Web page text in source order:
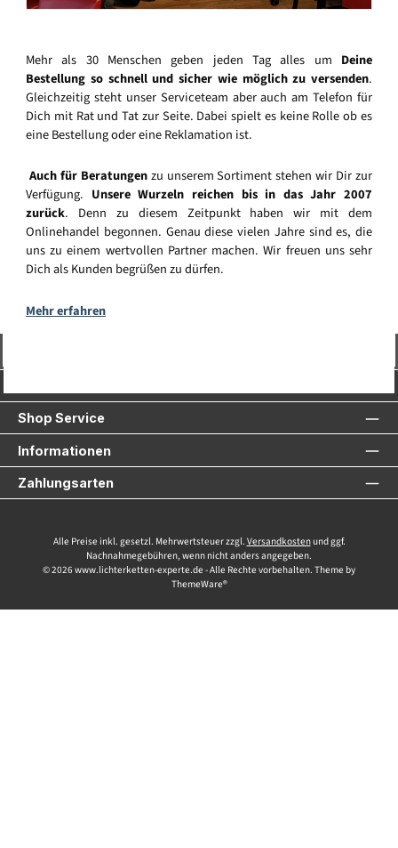
Mehr als 30 Menschen geben jeden Tag alles um Deine
Bestellung so schnell und sicher wie möglich zu versenden.
Gleichzeitig steht unser Serviceteam aber auch am Telefon für
Dich mit Rat und Tat zur Seite. Dabei spielt es keine Rolle ob es
eine Bestellung oder eine Reklamation ist.
Auch für Beratungenzu unserem Sortiment stehen wir Dir zur
Verfügung. Unsere Wurzeln reichen bis in das Jahr 2007
zurück. Denn zu diesem Zeitpunkt haben wir mit dem
Onlinehandel begonnen. Genau diese vielen Jahre sind es, die
uns zu einem wertvollen Partner machen. Wir freuen uns sehr
Dich als Kunden begrüßen zu dürfen.
Mehr erfahren
Shop Service
Informationen
Zahlungsarten
Alle Preise inkl. gesetzl. Mehrwertsteuer zzgl. Versandkostenund ggf.
Nachnahmegebühren, wenn nicht anders angegeben.
© 2026 www.lichterketten-experte.de - Alle Rechte vorbehalten. Theme by
ThemeWare®